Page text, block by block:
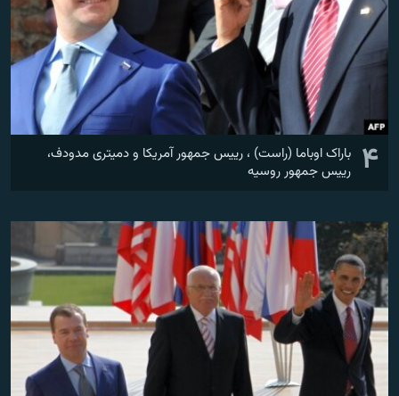
۴ باراک اوباما (راست) ، رییس جمهور آمریکا و دمیتری مدودف،
رییس جمهور روسیه